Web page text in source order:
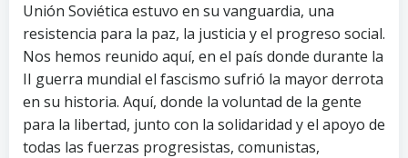
Unión Soviética estuvo en su vanguardia, una
resistencia para la paz, la justicia y el progreso social.
Nos hemos reunido aquí, en el país donde durante la
II guerra mundial el fascismo sufrió la mayor derrota
en su historia. Aquí, donde la voluntad de la gente
para la libertad, junto con la solidaridad y el apoyo de
todas las fuerzas progresistas, comunistas,